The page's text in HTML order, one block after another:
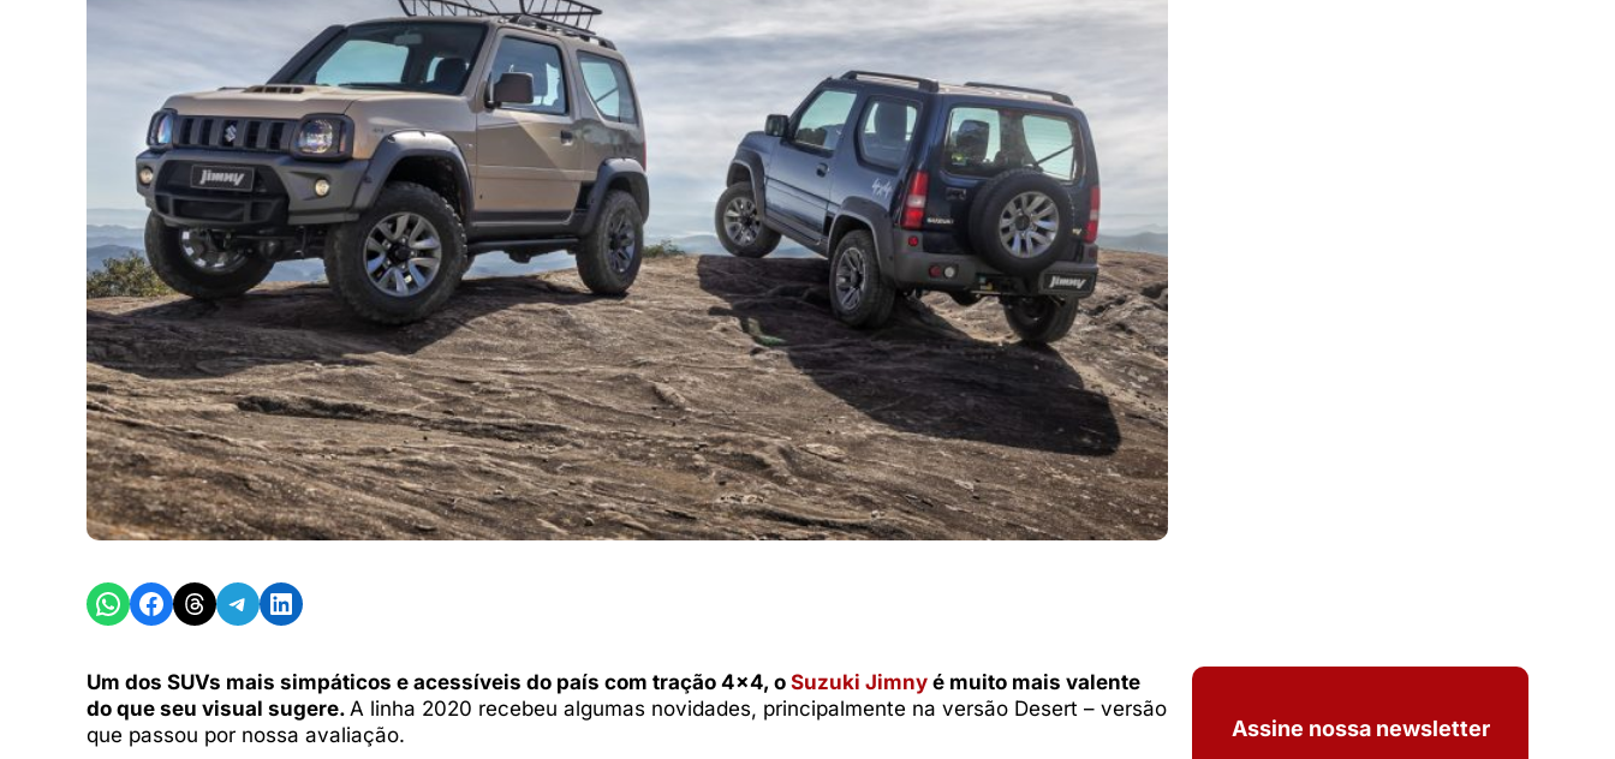
Share on WhatsApp
Share on Facebook
Share on Threads
Share on Telegram
Share on LinkedIn
Um dos SUVs mais simpáticos e acessíveis do país com tração 4×4, o Suzuki Jimny é muito mais valente
do que seu visual sugere. A linha 2020 recebeu algumas novidades, principalmente na versão Desert – versão
que passou por nossa avaliação.
Assine nossa newsletter